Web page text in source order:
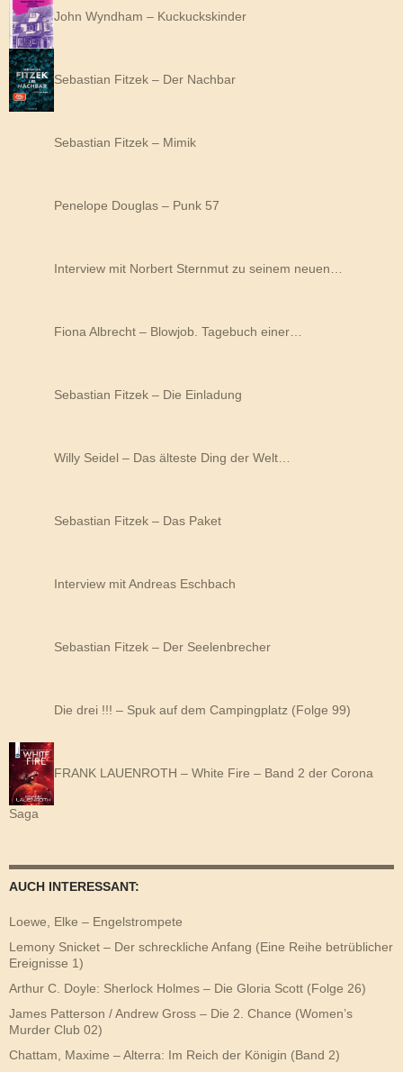
John Wyndham – Kuckuckskinder
Sebastian Fitzek – Der Nachbar
Sebastian Fitzek – Mimik
Penelope Douglas – Punk 57
Interview mit Norbert Sternmut zu seinem neuen…
Fiona Albrecht – Blowjob. Tagebuch einer…
Sebastian Fitzek – Die Einladung
Willy Seidel – Das älteste Ding der Welt…
Sebastian Fitzek – Das Paket
Interview mit Andreas Eschbach
Sebastian Fitzek – Der Seelenbrecher
Die drei !!! – Spuk auf dem Campingplatz (Folge 99)
FRANK LAUENROTH – White Fire – Band 2 der Corona
Saga
AUCH INTERESSANT:
Loewe, Elke – Engelstrompete
Lemony Snicket – Der schreckliche Anfang (Eine Reihe betrüblicher
Ereignisse 1)
Arthur C. Doyle: Sherlock Holmes – Die Gloria Scott (Folge 26)
James Patterson / Andrew Gross – Die 2. Chance (Women’s
Murder Club 02)
Chattam, Maxime – Alterra: Im Reich der Königin (Band 2)